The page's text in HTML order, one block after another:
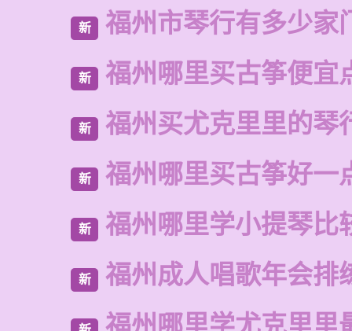
新 福州市琴行有多少家
新 福州哪里买古筝便宜
新 福州买尤克里里的琴
新 福州哪里买古筝好一
新 福州哪里学小提琴比
新 福州成人唱歌年会排
福州哪里学尤克里里